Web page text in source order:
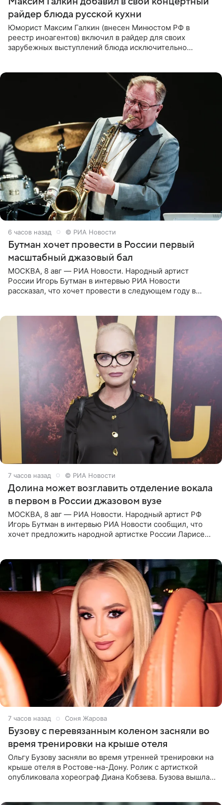
райдер блюда русской кухни
Юморист Максим Галкин (внесен Минюстом РФ в
реестр иноагентов) включил в райдер для своих
зарубежных выступлений блюда исключительно
6 часов назад © РИА Новости
Бутман хочет провести в России первый
масштабный джазовый бал
МОСКВА, 8 авг — РИА Новости. Народный артист
России Игорь Бутман в интервью РИА Новости
рассказал, что хочет провести в следующем году в
7 часов назад © РИА Новости
Долина может возглавить отделение вокала
в первом в России джазовом вузе
МОСКВА, 8 авг — РИА Новости. Народный артист РФ
Игорь Бутман в интервью РИА Новости сообщил, что
хочет предложить народной артистке России Ларисе
7 часов назад Соня Жарова
Бузову с перевязанным коленом засняли во
время тренировки на крыше отеля
Ольгу Бузову засняли во время утренней тренировки на
крыше отеля в Ростове-на-Дону. Ролик с артисткой
опубликовала хореограф Диана Кобзева. Бузова вышла